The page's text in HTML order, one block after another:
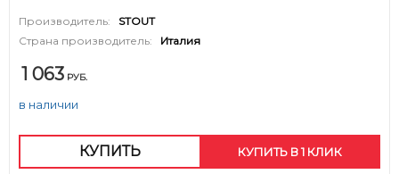
Производитель:
STOUT
Страна производитель:
Италия
1 063 РУБ.
в наличии
КУПИТЬ КУПИТЬ В 1 КЛИК